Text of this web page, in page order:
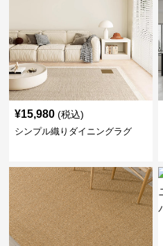
¥15,980 (税込)
シンプル織りダイニングラグ